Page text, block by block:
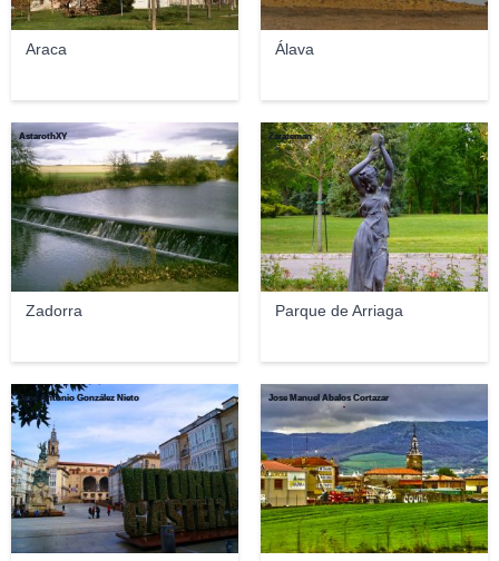
Araca Álava
Zadorra
AstarothXY
Parque de Arriaga
Zarateman
José Antonio González Nieto Jose Manuel Abalos Cortazar